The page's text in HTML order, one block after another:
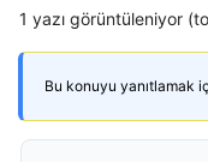
1 yazı görüntüleniyor
Bu konuyu yanıtlamak